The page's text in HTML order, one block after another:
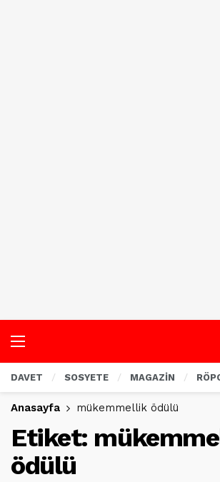
DAVET SOSYETE MAGAZİN
Anasayfa mükemmellik ödülü
Etiket:
ödülü